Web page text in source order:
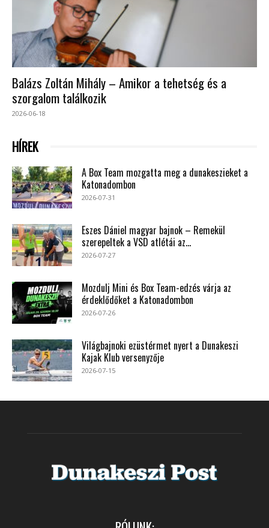
Balázs Zoltán Mihály – Amikor a tehetség és a
szorgalom találkozik
2026-06-18
HÍREK
A Box Team mozgatta meg a dunakeszieket a
Katonadombon
2026-07-31
Eszes Dániel magyar bajnok – Remekül
szerepeltek a VSD atlétái az...
2026-07-27
Mozdulj Mini és Box Team-edzés várja az
érdeklődőket a Katonadombon
2026-07-26
Világbajnoki ezüstérmet nyert a Dunakeszi
Kajak Klub versenyzője
2026-07-15